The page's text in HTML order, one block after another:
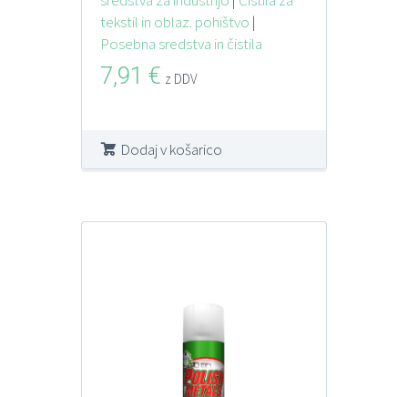
tekstil in oblaz. pohištvo |
Posebna sredstva in čistila
7,91 € z DDV
Dodaj v košarico